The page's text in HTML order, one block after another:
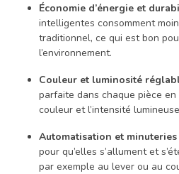
Économie d’énergie et
intelligentes consomment
traditionnel, ce qui est bon
l’environnement.
Couleur et luminosité
parfaite dans chaque pièce
couleur et l’intensité
Automatisation et minuteries
pour qu’elles s’allument et
par exemple au lever ou au